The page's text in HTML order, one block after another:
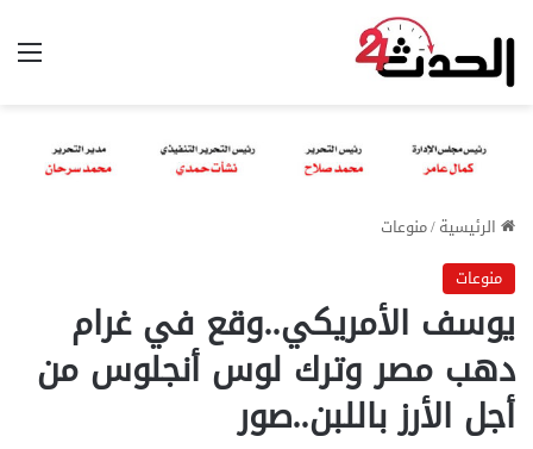
الرئيسية/منوعات
منوعات
يوسف الأمريكي..وقع في غرام
دهب مصر وترك لوس أنجلوس من
أجل الأرز باللبن..صور